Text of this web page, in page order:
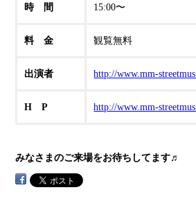
時 間 15:00〜
料 金 観覧無料
出演者 http://www.mm-
H P http://www.mm-
みなさまのご来場をお待ちしてます♬